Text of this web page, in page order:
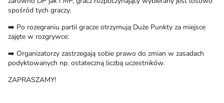
spośród tych graczy.
➡️ Po rozegraniu partii gracze otrzymują Duże Punkty za miejsce
zajęte w rozgrywce:
➡️ Organizatorzy zastrzegają sobie prawo do zmian w zasadach
podyktowanych np. ostateczną liczbą uczestników.
ZAPRASZAMY!